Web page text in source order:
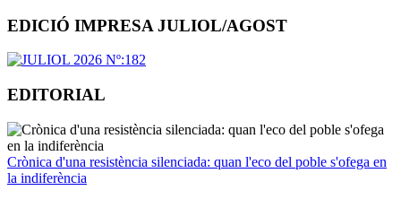
EDICIÓ IMPRESA JULIOL/AGOST
EDITORIAL
Crònica d'una resistència silenciada: quan l'eco del poble s'ofega en
la indiferència